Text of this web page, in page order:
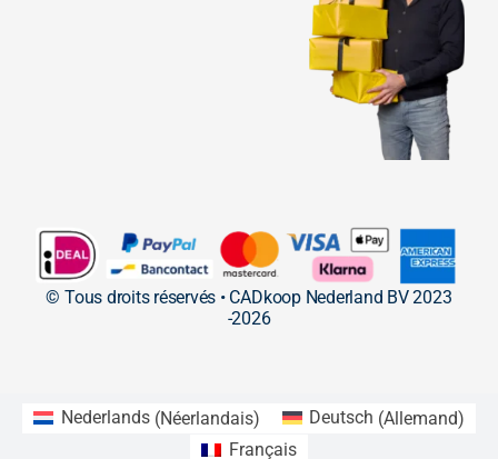
© Tous droits réservés • CADkoop Nederland BV 2023
-2026
Nederlands(Néerlandais) Deutsch (Allemand)
Français